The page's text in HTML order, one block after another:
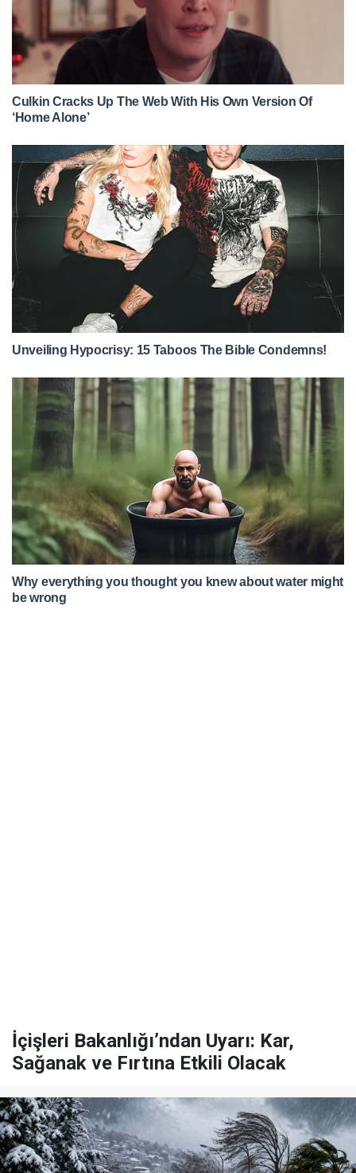
İçişleri Bakanlığı’ndan Uyarı: Kar,
Sağanak ve Fırtına Etkili Olacak